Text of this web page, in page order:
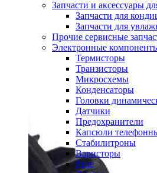
Запчасти и аксессуары
Запчасти для
Запчасти для
Прочие сервисные
Электронные
Термисторы
Транзисторы
Микросхемы
Конденсаторы
Головки
Датчики
Предохранители
Капсюли
Стабилитроны
Варисторы
Реле